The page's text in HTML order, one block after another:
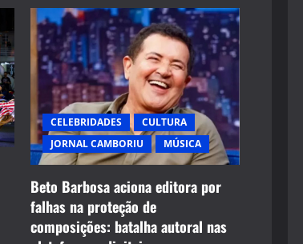
CELEBRIDADES
CULTURA
JORNAL CAMBORIU
MÚSICA
Beto Barbosa aciona editora por
falhas na proteção de
composições: batalha autoral nas